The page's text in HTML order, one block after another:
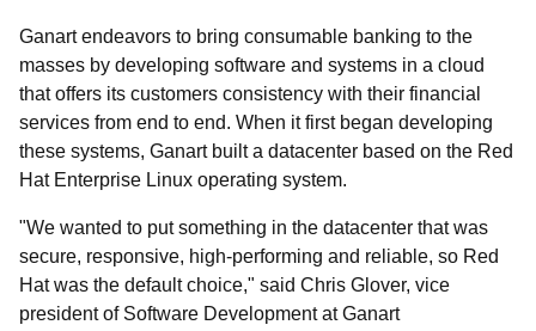
Ganart endeavors to bring consumable banking to the
masses by developing software and systems in a cloud
that offers its customers consistency with their financial
services from end to end. When it first began developing
these systems, Ganart built a datacenter based on the Red
Hat Enterprise Linux operating system.
"We wanted to put something in the datacenter that was
secure, responsive, high-performing and reliable, so Red
Hat was the default choice," said Chris Glover, vice
president of Software Development at Ganart